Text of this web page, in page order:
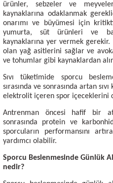
ürünler, sebzeler ve
kaynaklarına odaklanmak
onarımı ve büyümesi için
yumurta, süt ürünleri ve
kaynaklarına yer vermek
olan yağ asitlerini sağlar ve
ve tohumlar gibi kaynaklardan
Sıvı tüketimide sporcu
sırasında ve sonrasında artan
elektrolit içeren spor içeceklerini
Antrenman öncesi hafif bir
sonrasında protein ve
sporcuların performansını
yardımcı olabilir.
Sporcu Beslenmesinde Günlük
nedir?